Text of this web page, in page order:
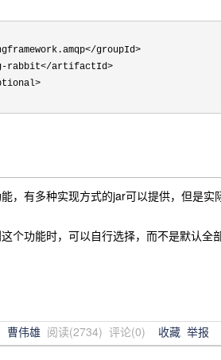
groupId>
rabbit</artifactId>
，有多种实现方式的jar可以提供，但是实
个功能时，可以自行选择，而不是默认全
曹伟雄 阅读(2734) 评论(0) 收藏 举报